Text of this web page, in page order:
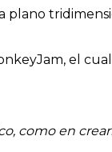
plano
el
como en